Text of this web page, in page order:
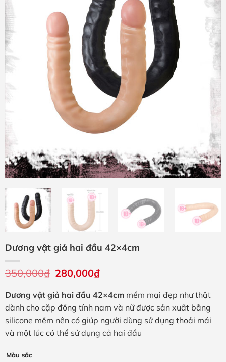
Dương vật giả hai đầu 42×4cm
350,000₫ Giá
gốc
350,000₫.
280,000₫Giá
hiện
là:
280,000₫.
Dương vật giả hai đầu 42×4cmmềm mại đẹp như thật
dành cho cặp đồng tính nam và nữ được sản xuất bằng
silicone mềm nên có giúp người dùng sử dụng thoải mái
và một lúc có thể sử dụng cả hai đầu
Màu sắc